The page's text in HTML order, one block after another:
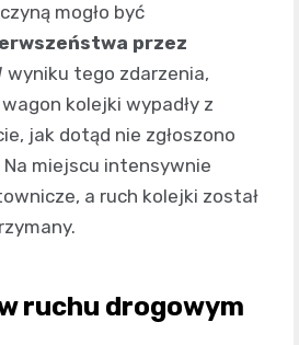
mogło być
przez
wyniku tego zdarzenia,
kolejki wypadły z
jak dotąd nie zgłoszono
miejscu intensywnie
a ruch kolejki został
ruchu drogowym